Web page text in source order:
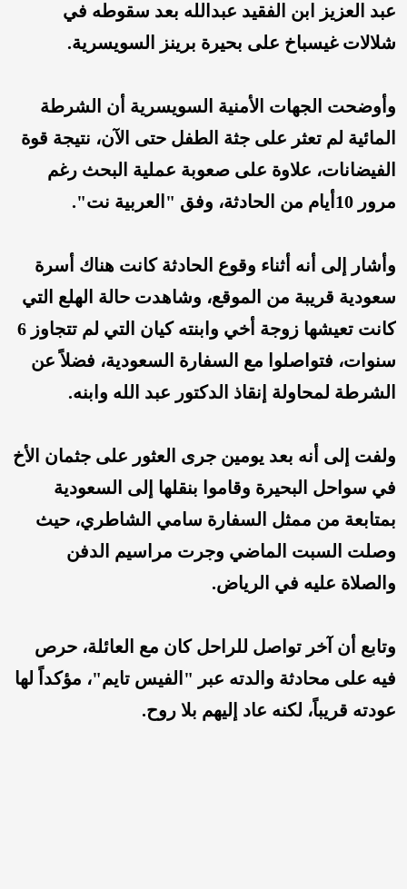
عبد العزيز ابن الفقيد عبدالله بعد سقوطه في
شلالات غيسباخ على بحيرة برينز السويسرية.
وأوضحت الجهات الأمنية السويسرية أن الشرطة
المائية لم تعثر على جثة الطفل حتى الآن، نتيجة قوة
الفيضانات، علاوة على صعوبة عملية البحث رغم
مرور 10أيام من الحادثة، وفق "العربية نت".
وأشار إلى أنه أثناء وقوع الحادثة كانت هناك أسرة
سعودية قريبة من الموقع، وشاهدت حالة الهلع التي
كانت تعيشها زوجة أخي وابنته كيان التي لم تتجاوز 6
سنوات، فتواصلوا مع السفارة السعودية، فضلاً عن
الشرطة لمحاولة إنقاذ الدكتور عبد الله وابنه.
ولفت إلى أنه بعد يومين جرى العثور على جثمان الأخ
في سواحل البحيرة وقاموا بنقلها إلى السعودية
بمتابعة من ممثل السفارة سامي الشاطري، حيث
وصلت السبت الماضي وجرت مراسيم الدفن
والصلاة عليه في الرياض.
وتابع أن آخر تواصل للراحل كان مع العائلة، حرص
فيه على محادثة والدته عبر "الفيس تايم"، مؤكداً لها
عودته قريباً، لكنه عاد إليهم بلا روح.